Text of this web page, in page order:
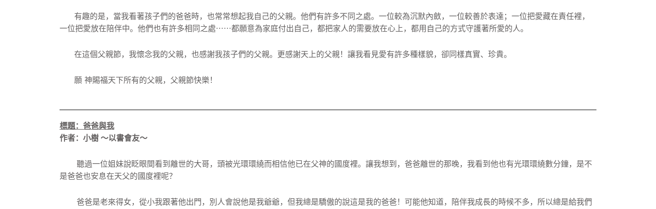
有趣的是，當我看著孩子們的爸爸時， 也常常想起我自己的父親。他們有許多不同之處。 一位較為沉默內斂，一位較善於表達；一位把愛藏在責任裡，
一位把愛放在陪伴中。他們也有許多相同之處⋯⋯都願意為家庭付出自己，都把家人的需要放在心上， 都用自己的方式守護著所愛的人。
在這個父親節，我懷念我的父親， 也感謝我孩子們的父親。更感謝天上的父親！ 讓我看見愛有許多種樣貌，卻同樣真實、珍貴。
願 神賜福天下所有的父親，父親節快樂！
標題：爸爸與我
作者：小樹 ～以書會友～
聽過一位姐妹說眨眼間看到離世的大哥， 頭被光環環繞而相信他已在父神的國度裡。讓我想到， 爸爸離世的那晚，我看到他也有光環環繞數分鐘， 是不
是爸爸也安息在天父的國度裡呢？
爸爸是老來得女，從小我跟著他出門，別人會說他是我爺爺， 但我總是驕傲的說這是我的爸爸！可能他知道， 陪伴我成長的時候不多，所以總是給我們